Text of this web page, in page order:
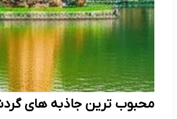
محبوب ترین جاذبه های